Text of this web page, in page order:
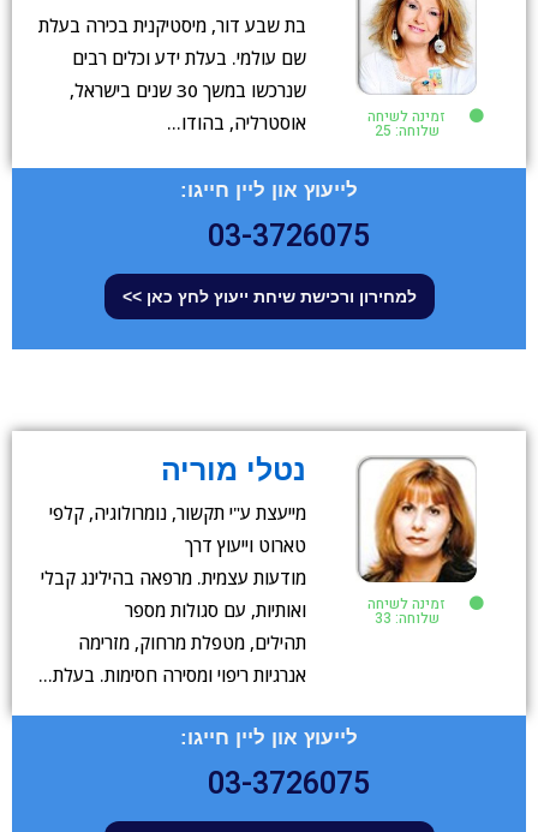
זמינה לשיחה
שלוחה: 25
בת שבע דור, מיסטיקנית בכירה בעלת
שם עולמי. בעלת ידע וכלים רבים
שנרכשו במשך 30 שנים בישראל,
אוסטרליה, בהודו…
לייעוץ און ליין חייגו:
03-3726075
למחירון ורכישת שיחת ייעוץ לחץ כאן >>
זמינה לשיחה
שלוחה: 33
נטלי מוריה
מייעצת ע"י תקשור, נומרולוגיה, קלפי
טארוט וייעוץ דרך
מודעות עצמית. מרפאה בהילינג קבלי
ואותיות, עם סגולות מספר
תהילים, מטפלת מרחוק, מזרימה
אנרגיות ריפוי ומסירה חסימות. בעלת…
לייעוץ און ליין חייגו:
03-3726075